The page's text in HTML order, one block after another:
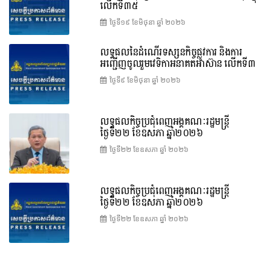
លើកទី៣៥
ថ្ងៃទី១៩ ខែ​មិថុនា ឆ្នាំ ២០២៦
លទ្ធផលនៃដំណើរទស្សនកិច្ចផ្លូវការ និងការ
អញ្ជើញចូលរួមវេទិកាអនាគតអាស៊ាន លើកទី៣
ថ្ងៃទី៩ ខែ​មិថុនា ឆ្នាំ ២០២៦
លទ្ធផលកិច្ចប្រជុំពេញអង្គគណៈរដ្ឋមន្ត្រី
ថ្ងៃទី២២ ខែឧសភា ឆ្នាំ២០២៦
ថ្ងៃទី២២ ខែ​ឧសភា ឆ្នាំ ២០២៦
លទ្ធផលកិច្ចប្រជុំពេញអង្គគណៈរដ្ឋមន្រ្តី
ថ្ងៃទី២២ ខែឧសភា ឆ្នាំ២០២៦
ថ្ងៃទី២២ ខែ​ឧសភា ឆ្នាំ ២០២៦